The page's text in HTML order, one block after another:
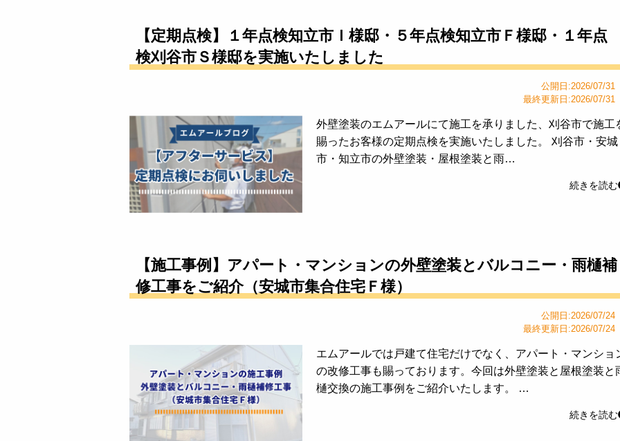
【定期点検】１年点検知立市Ｉ様邸・５年点検知立市Ｆ様邸・１年点
検刈谷市Ｓ様邸を実施いたしました
公開日:2026/07/31
最終更新日:2026/07/31
外壁塗装のエムアールにて施工を承りました、刈谷市で施工
賜ったお客様の定期点検を実施いたしました。 刈谷市・安城
市・知立市の外壁塗装・屋根塗装と雨…
続きを読む
【施工事例】アパート・マンションの外壁塗装とバルコニー・雨樋補
修工事をご紹介（安城市集合住宅Ｆ様）
公開日:2026/07/24
最終更新日:2026/07/24
エムアールでは戸建て住宅だけでなく、アパート・マンショ
の改修工事も賜っております。今回は外壁塗装と屋根塗装と
樋交換の施工事例をご紹介いたします。 …
続きを読む